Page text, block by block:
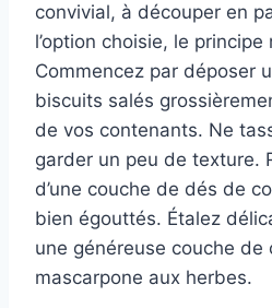
convivial, à découper en
l’option choisie, le
Commencez par déposer
biscuits salés
de vos contenants. Ne
garder un peu de texture.
d’une couche de dés de
bien égouttés. Étalez
une généreuse couche de
mascarpone aux herbes.